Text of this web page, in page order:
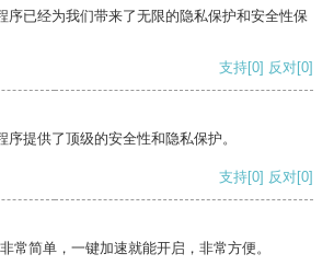
序已经为我们带来了无限的隐私保护和安全性保
支持[0] 反对[0]
提供了顶级的安全性和隐私保护。
支持[0] 反对[0]
常简单，一键加速就能开启，非常方便。